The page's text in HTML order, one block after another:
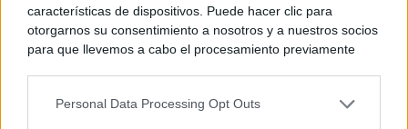
características de dispositivos. Puede hacer clic para
otorgarnos su consentimiento a nosotros y a nuestros socios
para que llevemos a cabo el procesamiento previamente
negar su consentimiento. Tenga en cuenta que algún
Personal Data Processing Opt Outs